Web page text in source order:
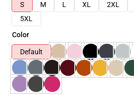
S
M L XL 2XL
5XL
Color
Default